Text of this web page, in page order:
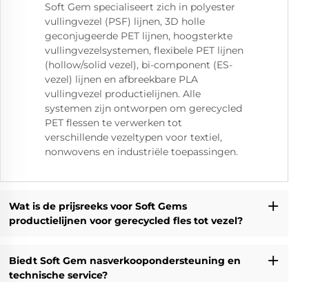
Soft Gem specialiseert zich in polyester
vullingvezel (PSF) lijnen, 3D holle
geconjugeerde PET lijnen, hoogsterkte
vullingvezelsystemen, flexibele PET lijnen
(hollow/solid vezel), bi-component (ES-
vezel) lijnen en afbreekbare PLA
vullingvezel productielijnen. Alle
systemen zijn ontworpen om gerecycled
PET flessen te verwerken tot
verschillende vezeltypen voor textiel,
nonwovens en industriële toepassingen.
Wat is de prijsreeks voor Soft Gems
productielijnen voor gerecycled fles tot vezel?
Biedt Soft Gem nasverkoopondersteuning en
technische service?